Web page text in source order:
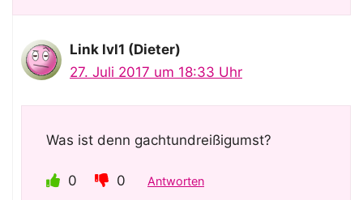
Link lvl1 (Dieter)
27. Juli 2017 um 18:33 Uhr
Was ist denn gachtundreißigumst?
0 0 Antworten